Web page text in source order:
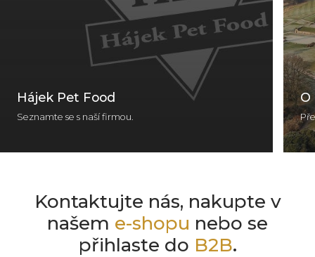
Hájek Pet Food
Seznamte se s naší firmou.
O
Kontaktujte nás, nakupte v
našem e-shopu nebo se
přihlaste do B2B.